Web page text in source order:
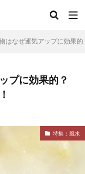
はなぜ運気アップに効果
プに効果的？
特集：風水